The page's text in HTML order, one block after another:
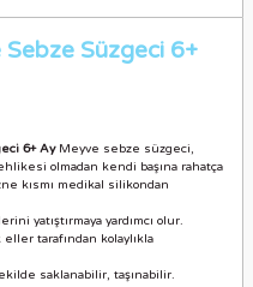
Süzgeci 6+
6+ AyMeyve sebze süzgeci,
olmadan kendi başına rahatça
kısmı medikal silikondan
yatıştırmaya yardımcı olur.
tarafından kolaylıkla
saklanabilir, taşınabilir.